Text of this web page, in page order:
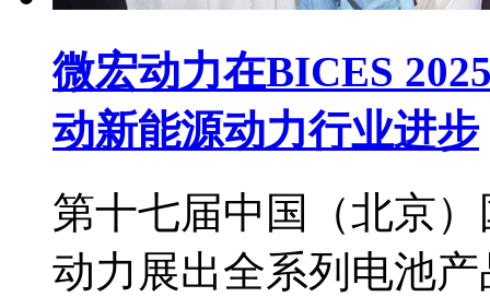
微宏动力在BICES
动新能源动力行业进步
第十七届中国（北京
动力展出全系列电池